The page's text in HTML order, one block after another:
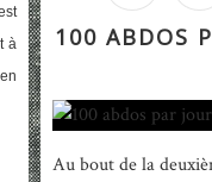
à
100 ABDOS
Au bout de la